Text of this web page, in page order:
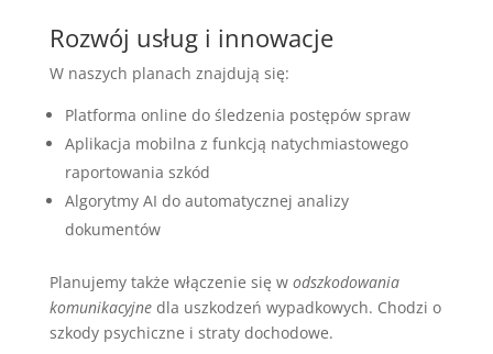
Rozwój usług i innowacje
W naszych planach znajdują się:
Platforma online do śledzenia postępów spraw
Aplikacja mobilna z funkcją natychmiastowego
raportowania szkód
Algorytmy AI do automatycznej analizy
dokumentów
Planujemy także włączenie się w odszkodowania
komunikacyjnedla uszkodzeń wypadkowych. Chodzi o
szkody psychiczne i straty dochodowe.